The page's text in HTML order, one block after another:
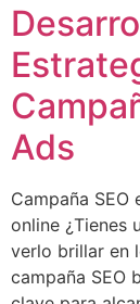
Ads
Campaña
online ¿Tienes
verlo brillar en
campaña SEO